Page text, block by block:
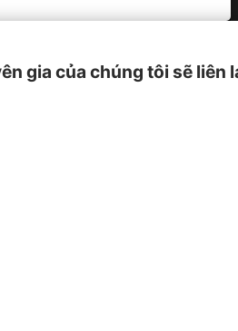
gia của chúng tôi sẽ liên